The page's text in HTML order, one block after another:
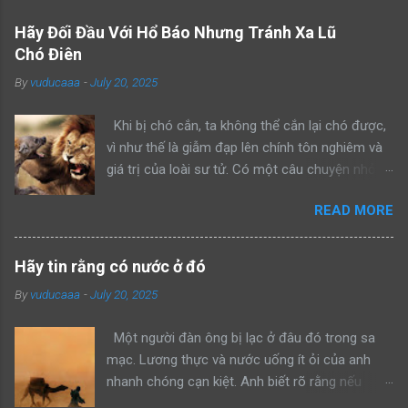
Hãy Đối Đầu Với Hổ Báo Nhưng Tránh Xa Lũ
Chó Điên
Byvuducaaa -July 20, 2025
Khi bị chó cắn, ta không thể cắn lại chó được,
vì như thế là giẫm đạp lên chính tôn nghiêm và
giá trị của loài sư tử. Có một câu chuyện nhỏ
nom lãnh địa, cả hai gặp một con sư tử đực
khác đang lang thang một mình. Sư tử bố bèn
bảo con: “Hãy nhìn bố đánh đuổi kẻ xâm phạm
lãnh thổ này đi như thế nào”. Rồi sư tử bố lao
lên anh dũng chiến đấu, bảo vệ khu vực của
tử tiếp tục dẫn nhau đi tuần tra, cả hai bắt gặp
một con hổ đang mon men săn mồi trong lãnh
thổ. Sư tử bố quay sang bảo con: “Hãy nhìn bố
READ MORE
Hãy tin rằng có nước ở đó
Byvuducaaa -July 20, 2025
Một người đàn ông bị lạc ở đâu đó trong sa
mạc. Lương thực và nước uống ít ỏi của anh
nhanh chóng cạn kiệt. Anh biết rõ rằng nếu